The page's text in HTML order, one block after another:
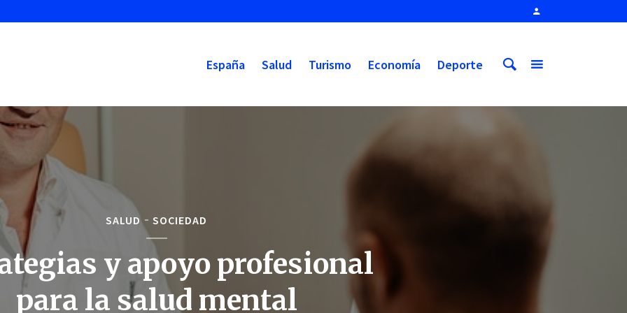
España Salud Turismo Economía Deporte
SALUD SOCIEDAD
y apoyo profesional
para la salud mental